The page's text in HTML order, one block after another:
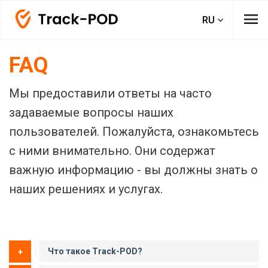
RU menu
FAQ
Мы предоставили ответы на часто
задаваемые вопросы наших
пользователей. Пожалуйста, ознакомьтесь
с ними внимательно. Они содержат
важную информацию - вы должны знать о
наших решениях и услугах.
Что такое Track-POD?